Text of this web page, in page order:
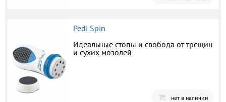
Pedi Spin
Идеальные стопы и свобода от трещин
и сухих мозолей
нет в наличии